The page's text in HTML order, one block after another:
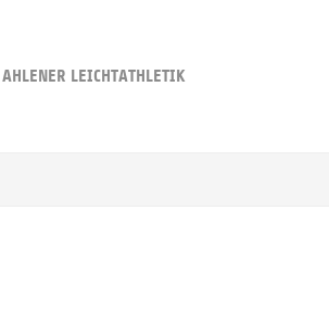
AHLENER LEICHTATHLETIK